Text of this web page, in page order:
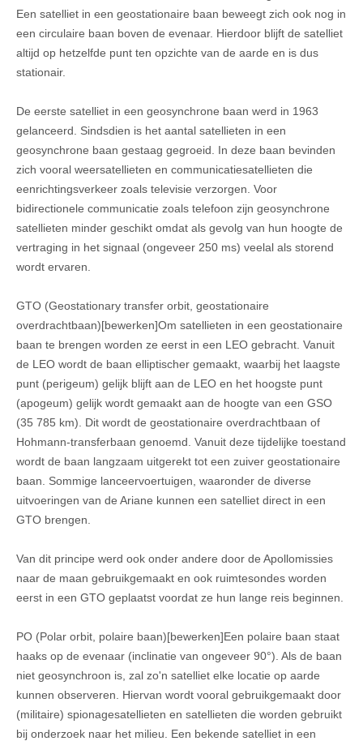
Een satelliet in een geostationaire baan beweegt zich ook nog in
een circulaire baan boven de evenaar. Hierdoor blijft de satelliet
altijd op hetzelfde punt ten opzichte van de aarde en is dus
stationair.
De eerste satelliet in een geosynchrone baan werd in 1963
gelanceerd. Sindsdien is het aantal satellieten in een
geosynchrone baan gestaag gegroeid. In deze baan bevinden
zich vooral weersatellieten en communicatiesatellieten die
eenrichtingsverkeer zoals televisie verzorgen. Voor
bidirectionele communicatie zoals telefoon zijn geosynchrone
satellieten minder geschikt omdat als gevolg van hun hoogte de
vertraging in het signaal (ongeveer 250 ms) veelal als storend
wordt ervaren.
GTO (Geostationary transfer orbit, geostationaire
overdrachtbaan)[bewerken]Om satellieten in een geostationaire
baan te brengen worden ze eerst in een LEO gebracht. Vanuit
de LEO wordt de baan elliptischer gemaakt, waarbij het laagste
punt (perigeum) gelijk blijft aan de LEO en het hoogste punt
(apogeum) gelijk wordt gemaakt aan de hoogte van een GSO
(35 785 km). Dit wordt de geostationaire overdrachtbaan of
Hohmann-transferbaan genoemd. Vanuit deze tijdelijke toestand
wordt de baan langzaam uitgerekt tot een zuiver geostationaire
baan. Sommige lanceervoertuigen, waaronder de diverse
uitvoeringen van de Ariane kunnen een satelliet direct in een
GTO brengen.
Van dit principe werd ook onder andere door de Apollomissies
naar de maan gebruikgemaakt en ook ruimtesondes worden
eerst in een GTO geplaatst voordat ze hun lange reis beginnen.
PO (Polar orbit, polaire baan)[bewerken]Een polaire baan staat
haaks op de evenaar (inclinatie van ongeveer 90°). Als de baan
niet geosynchroon is, zal zo'n satelliet elke locatie op aarde
kunnen observeren. Hiervan wordt vooral gebruikgemaakt door
(militaire) spionagesatellieten en satellieten die worden gebruikt
bij onderzoek naar het milieu. Een bekende satelliet in een